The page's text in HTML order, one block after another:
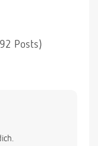
Posts)